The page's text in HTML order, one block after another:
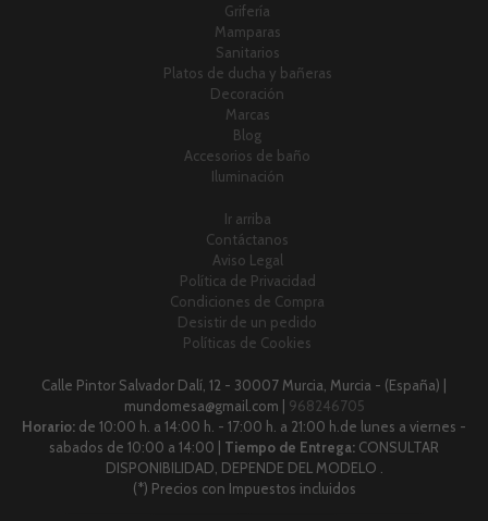
Grifería
Mamparas
Sanitarios
Platos de ducha y bañeras
Decoración
Marcas
Blog
Accesorios de baño
Iluminación
Ir arriba
Contáctanos
Aviso Legal
Política de Privacidad
Condiciones de Compra
Desistir de un pedido
Políticas de Cookies
Calle Pintor Salvador Dalí, 12 - 30007 Murcia, Murcia - (España) |
mundomesa@gmail.com | 968246705
Horario: de 10:00 h. a 14:00 h. - 17:00 h. a 21:00 h.de lunes a viernes -
sabados de 10:00 a 14:00 | Tiempo de Entrega: CONSULTAR
DISPONIBILIDAD, DEPENDE DEL MODELO .
(*) Precios con Impuestos incluidos